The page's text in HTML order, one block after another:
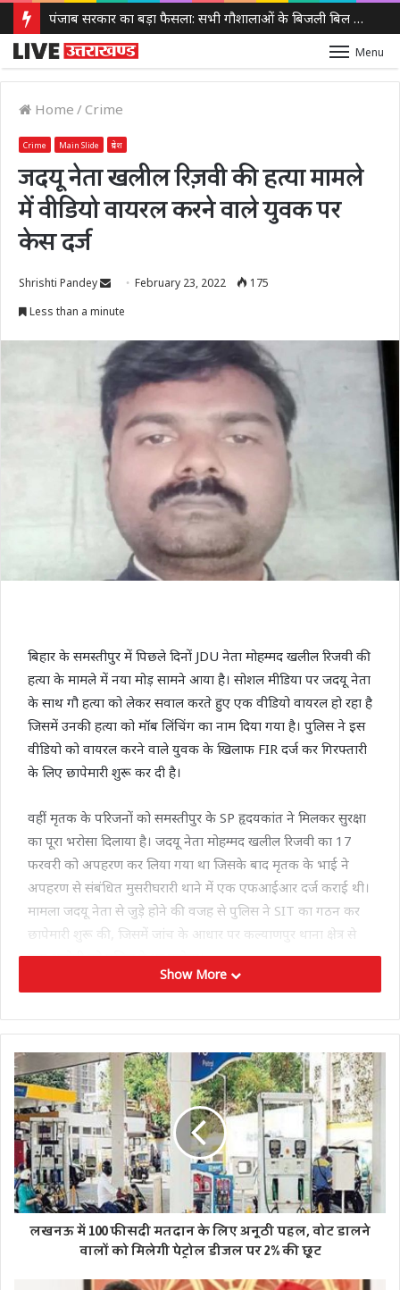
पंजाब सरकार का बड़ा फैसला: सभी गौशालाओं के बिजली बिल होंगे माफ, 152 नई गौशालाओं को मिलेगा लाभ
Menu
Home / Crime
Crime Main Slide प्रदेश
जदयू नेता खलील रिज़वी की हत्या मामले
में वीडियो वायरल करने वाले युवक पर
केस दर्ज
Shrishti Pandey
SendFebruary 23, 2022
175
Less than a minute
बिहार के समस्तीपुर में पिछले दिनों JDU नेता मोहम्मद खलील रिजवी की
हत्या के मामले में नया मोड़ सामने आया है। सोशल मीडिया पर जदयू नेता
के साथ गौ हत्या को लेकर सवाल करते हुए एक वीडियो वायरल हो रहा है
जिसमें उनकी हत्या को मॉब लिंचिंग का नाम दिया गया है। पुलिस ने इस
वीडियो को वायरल करने वाले युवक के खिलाफ FIR दर्ज कर गिरफ्तारी
के लिए छापेमारी शुरू कर दी है।
वहीं मृतक के परिजनों को समस्तीपुर के SP हृदयकांत ने मिलकर सुरक्षा
का पूरा भरोसा दिलाया है। जदयू नेता मोहम्मद खलील रिजवी का 17
फरवरी को अपहरण कर लिया गया था जिसके बाद मृतक के भाई ने
अपहरण से संबंधित मुसरीघरारी थाने में एक एफआईआर दर्ज कराई थी।
मामला जदयू नेता से जुड़े होने की वजह से पुलिस ने SIT का गठन कर
छापेमारी शुरू की, जिसमें जांच के आधार पर कल्याणपुर थाना क्षेत्र से
एक आरोपी को पुलिस ने धर दबोचा।
जदयू नेता का शव बरामद किया गया। पुलिस हिरासत में लिए गए विपुल
कुमार के कल्याणपुर थाना क्षेत्र में बासुदेवपुर स्थित मुर्गी फार्म से शव
मिला था। नौकरी दिलाने के नाम पर ली गई रकम न लौटाने के ऐवज में
हत्या करने की बात आरोपी विपुल कुमार ने बताई। अब सोशल मीडिया
पर वायरल वीडियो को लोग मॉब लिंचिंग से जोड़कर देख रहे हैं। फिलहाल
उस मामले पर पुलिस अभी जांच कर रही है।
Tags bihar
Show More
लखनऊ में 100 फीसदी मतदान के लिए अनूठी पहल, वोट डालने
वालों को मिलेगी पेट्रोल डीजल पर 2% की छूट